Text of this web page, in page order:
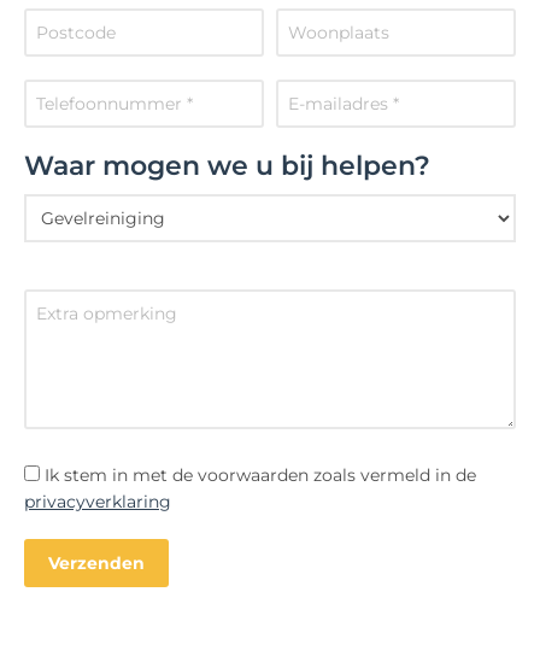
Waar mogen we u bij helpen?
Ik stem in met de voorwaarden zoals vermeld in de
privacyverklaring